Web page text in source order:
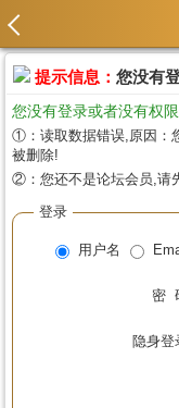
提示信息： 您没有
您没有登录或者没有权
①：读取数据错误,原因：
被删除!
②：您还不是论坛会员,请
登录
用户名
密
隐身登